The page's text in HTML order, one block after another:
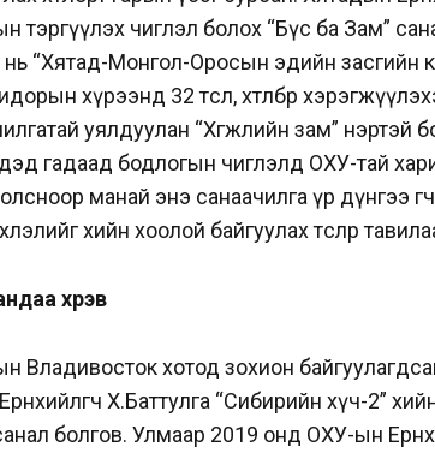
тэргүүлэх чиглэл болох “Бүс ба Зам”
“Хятад-Монгол-Оросын эдийн засгийн
хүрээнд 32 төсөл, хөтөлбөр
уялдуулан “Хөгжлийн зам” нэртэй
гадаад бодлогын чиглэлд ОХУ-тай
манай энэ санаачилга үр дүнгээ
хийн хоолой байгуулах төслөөр
хүрэв
Владивосток хотод зохион
Х.Баттулга “Сибирийн хүч-2”
болгов. Улмаар 2019 онд ОХУ-ын